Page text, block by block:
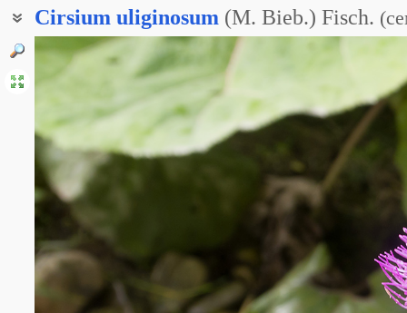
Cirsium uliginosum (M. Bieb.) Fisch. (
Бодяк болотный